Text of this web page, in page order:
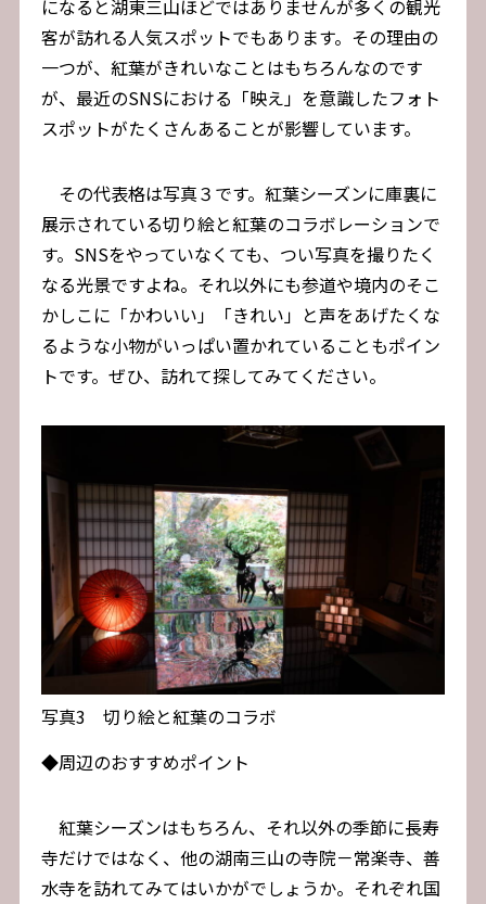
になると湖東三山ほどではありませんが多くの観光
客が訪れる人気スポットでもあります。その理由の
一つが、紅葉がきれいなことはもちろんなのです
が、最近のSNSにおける「映え」を意識したフォト
スポットがたくさんあることが影響しています。
その代表格は写真３です。紅葉シーズンに庫裏に
展示されている切り絵と紅葉のコラボレーションで
す。SNSをやっていなくても、つい写真を撮りたく
なる光景ですよね。それ以外にも参道や境内のそこ
かしこに「かわいい」「きれい」と声をあげたくな
るような小物がいっぱい置かれていることもポイン
トです。ぜひ、訪れて探してみてください。
写真3 切り絵と紅葉のコラボ
◆周辺のおすすめポイント
紅葉シーズンはもちろん、それ以外の季節に長寿
寺だけではなく、他の湖南三山の寺院－常楽寺、善
水寺を訪れてみてはいかがでしょうか。それぞれ国